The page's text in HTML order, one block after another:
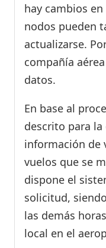
hay cambios
nodos pueden
actualizarse.
compañía
datos.
En base al
descrito para
información de
vuelos que se
dispone el
solicitud,
las demás
local en el